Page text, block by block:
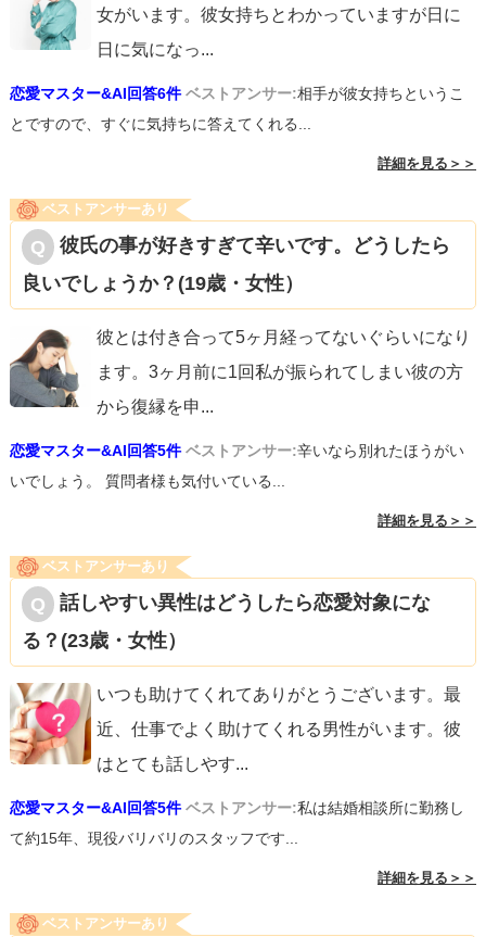
女がいます。彼女持ちとわかっていますが日に
日に気になっ...
恋愛マスター&AI回答6件 ベストアンサー:相手が彼女持ちというこ
とですので、すぐに気持ちに答えてくれる...
詳細を見る＞＞
ベストアンサーあり
彼氏の事が好きすぎて辛いです。どうしたら
良いでしょうか？(19歳・女性）
彼とは付き合って5ヶ月経ってないぐらいになり
ます。3ヶ月前に1回私が振られてしまい彼の方
から復縁を申...
恋愛マスター&AI回答5件 ベストアンサー:辛いなら別れたほうがい
いでしょう。 質問者様も気付いている...
詳細を見る＞＞
ベストアンサーあり
話しやすい異性はどうしたら恋愛対象にな
る？(23歳・女性）
いつも助けてくれてありがとうございます。最
近、仕事でよく助けてくれる男性がいます。彼
はとても話しやす...
恋愛マスター&AI回答5件 ベストアンサー:私は結婚相談所に勤務し
て約15年、現役バリバリのスタッフです...
詳細を見る＞＞
ベストアンサーあり